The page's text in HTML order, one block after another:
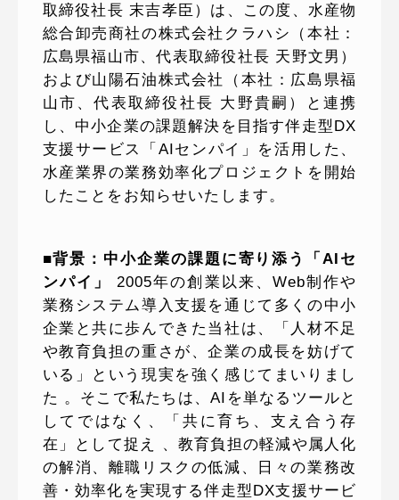
取締役社長 末吉孝臣）は、この度、水産物
総合卸売商社の株式会社クラハシ（本社：
広島県福山市、代表取締役社長 天野文男）
および山陽石油株式会社（本社：広島県福
山市、代表取締役社長 大野貴嗣）と連携
し、中小企業の課題解決を目指す伴走型DX
支援サービス「AIセンパイ」を活用した、
水産業界の業務効率化プロジェクトを開始
したことをお知らせいたします。
■背景：中小企業の課題に寄り添う「AIセ
ンパイ」
2005年の創業以来、Web制作や
業務システム導入支援を通じて多くの中小
企業と共に歩んできた当社は、「人材不足
や教育負担の重さが、企業の成長を妨げて
いる」という現実を強く感じてまいりまし
た 。そこで私たちは、AIを単なるツールと
してではなく、「共に育ち、支え合う存
在」として捉え 、教育負担の軽減や属人化
の解消、離職リスクの低減、日々の業務改
善・効率化を実現する伴走型DX支援サービ